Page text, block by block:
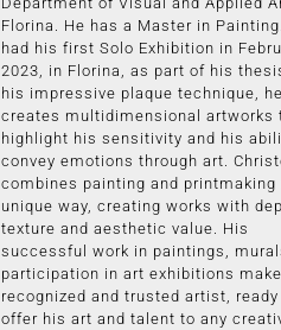
Florina. He has a Master in
had his first Solo Exhibition in
2023, in Florina, as part of his
his impressive plaque technique, he
creates multidimensional artworks
highlight his sensitivity and his
convey emotions through art.
combines painting and printmaking
unique way, creating works with
texture and aesthetic value. His
successful work in paintings,
participation in art exhibitions
recognized and trusted artist, ready
offer his art and talent to any